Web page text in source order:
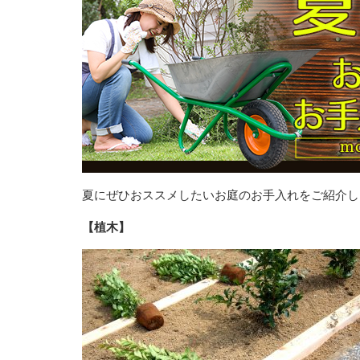
夏にぜひおススメしたいお庭のお手入れをご紹介
【植木】